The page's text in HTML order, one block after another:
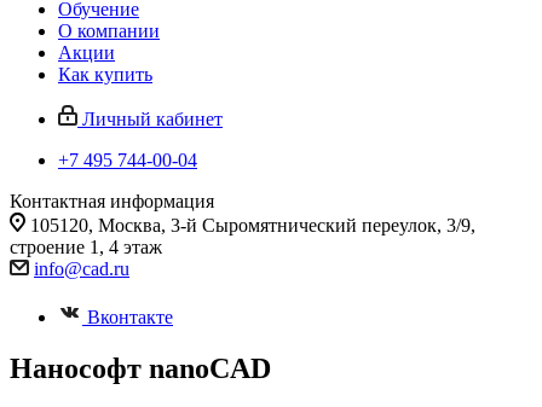
Обучение
О компании
Акции
Как купить
Личный кабинет
+7 495 744-00-04
Контактная информация
105120, Москва, 3-й Сыромятнический переулок, 3/9,
строение 1, 4 этаж
info@cad.ru
Вконтакте
Нанософт nanoCAD